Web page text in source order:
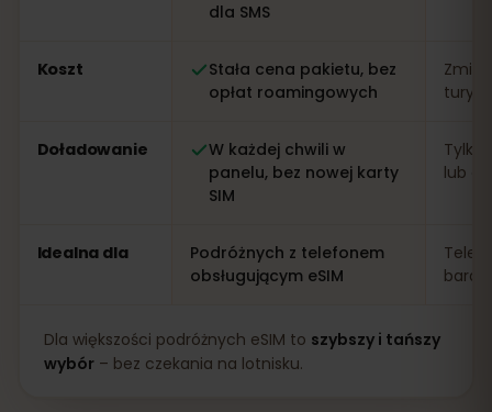
dla SMS
Koszt
Stała cena pakietu, bez
opłat roamingowych
Doładowanie
W każdej chwili w
panelu, bez nowej karty
SIM
Tylko
lub
Idealna dla
Podróżnych z telefonem
obsługującym eSIM
Dla większości podróżnych eSIM to szybszy i tańszy
wybór– bez czekania na lotnisku.